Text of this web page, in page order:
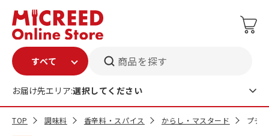
商品を探す
お届け先エリア:選択してください
TOP 調味料 香辛料・スパイス からし・マスタード プチ